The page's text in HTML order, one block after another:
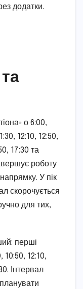
додатки.
о 6:00,
12:10, 12:50,
17:30 та
роботу
У пік
скорочується
для тих,
перші
10:50, 12:10,
Інтервал